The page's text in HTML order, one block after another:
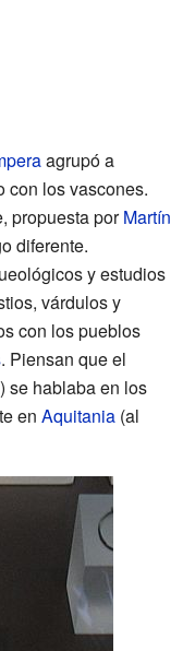
agrupó a
con los vascones.
propuesta porMartín
diferente.
y estudios
várdulos y
con los pueblos
. Piensan que el
se hablaba en los
en Aquitania (al